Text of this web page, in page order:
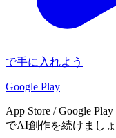
で手に入れよう
Google Play
App Store / Google
でAI創作を続けましょ